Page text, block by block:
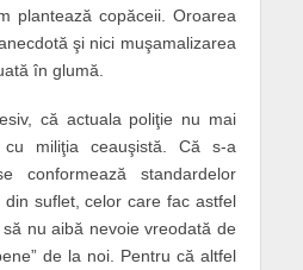
plantează copăceii. Oroarea
şi nici muşamalizarea
în glumă.
că actuala poliţie nu mai
miliţia ceauşistă. Că s-a
conformează standardelor
suflet, celor care fac astfel
nu aibă nevoie vreodată de
de la noi. Pentru că altfel